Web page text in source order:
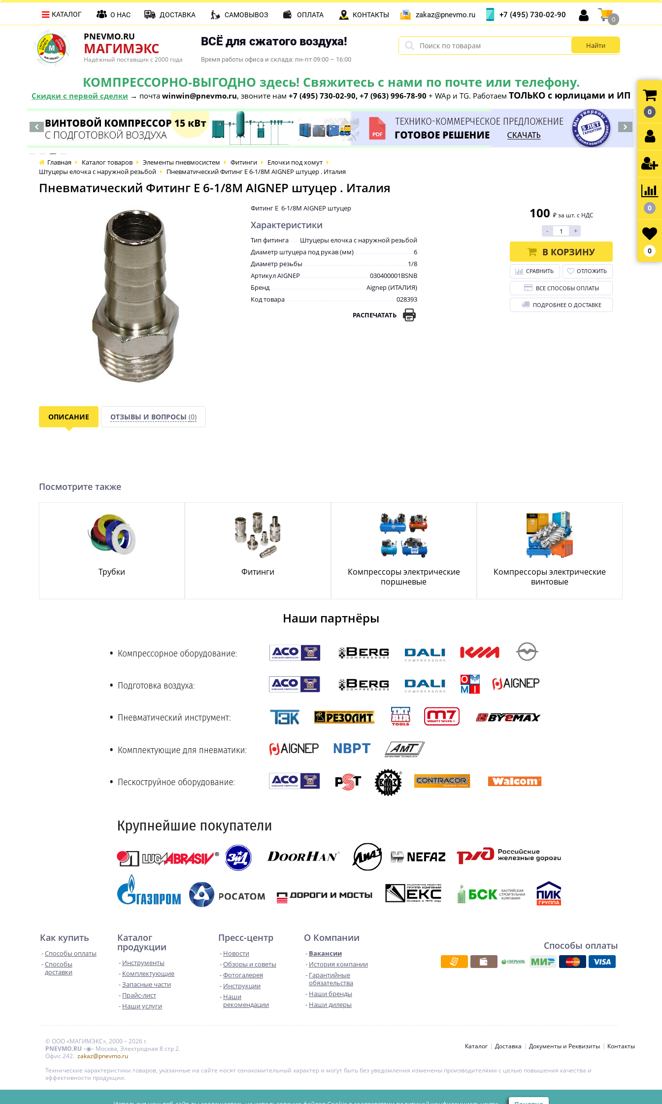
PNEVMO.RU
МАГИМЭКС
Надёжный поставщик с 2000 года
ВСЁ для сжатого воздуха!
Время работы офиса и склада: пн-пт 09:00 – 16:00
КОМПРЕССОРНО-ВЫГОДНО здесь! Свяжитесь с нами по почте или телефону.
Скидки с первой сделки → почта winwin@pnevmo.ru, звоните нам +7 (495) 730-02-90, +7 (963) 996-78-90 + WAp и TG. Работаем ТОЛЬКО с юрлицами и ИП
КАТАЛОГ О НАС ДОСТАВКА САМОВЫВОЗ ОПЛАТА КОНТАКТЫ zakaz@pnevmo.ru +7 (495) 730-02-90
0
Главная Каталог товаров Элементы пневмосистем Фитинги
Елочки под хомут
Штуцеры елочка с наружной резьбой
Пневматический Фитинг E 6-1/8M AIGNEP штуцер . Италия
Пневматический Фитинг E 6-1/8M AIGNEP штуцер . Италия
Фитинг E 6-1/8M AIGNEP штуцер
Характеристики
Тип фитинга
Штуцеры елочка с наружной резьбой
Диаметр штуцера под рукав (мм)
6
Диаметр резьбы
1/8
Артикул AIGNEP
030400001BSNB
Бренд
Aignep (ИТАЛИЯ)
Код товара
028393
РАСПЕЧАТАТЬ
100 ₽ за шт. с НДС
- +
В КОРЗИНУ
СРАВНИТЬ ОТЛОЖИТЬ
ВСЕ СПОСОБЫ ОПЛАТЫ
ПОДРОБНЕЕ О ДОСТАВКЕ
ОПИСАНИЕ ОТЗЫВЫ И ВОПРОСЫ (0)
Посмотрите также
Трубки Фитинги
Компрессоры электрические
поршневые
Компрессоры электрические
винтовые
Наши партнёры
Как купить
Способы оплаты
Способы
доставки
Каталог
продукции
Инструменты
Комплектующие
Запасные части
Прайс-лист
Наши услуги
Пресс-центр
Новости
Обзоры и советы
Фотогалерея
Инструкции
Наши
рекомендации
О Компании
Вакансии
История компании
Гарантийные
обязательства
Наши бренды
Наши дилеры
Способы оплаты
© ООО «МАГИМЭКС», 2000 – 2026 г.
PNEVMO.RU –◉– Москва, Электродная 8 стр 2.
Офис 242. zakaz@pnevmo.ru
Каталог Доставка Документы и Реквизиты Контакты
0
0
0
Технические характеристики товаров, указанные на сайте носят ознакомительный характер и могут быть без уведомления изменены производителями с целью повышения качества и
эффективности продукции.
Цены на сайте даны для справки и не являются публичной офертой. Уточняйте цены у менеджеров. Политика конфиденциальности персональных данных.